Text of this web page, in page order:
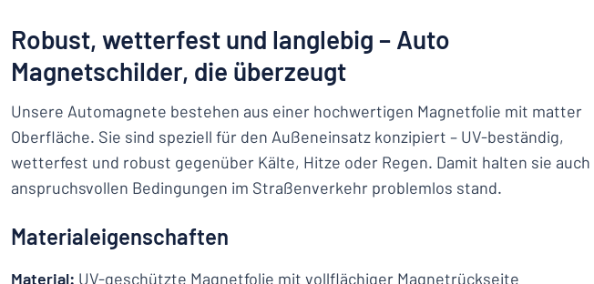
Robust, wetterfest und langlebig – Auto
Magnetschilder, die überzeugt
Unsere Automagnete bestehen aus einer hochwertigen Magnetfolie mit matter
Oberfläche. Sie sind speziell für den Außeneinsatz konzipiert – UV-beständig,
wetterfest und robust gegenüber Kälte, Hitze oder Regen. Damit halten sie auch
anspruchsvollen Bedingungen im Straßenverkehr problemlos stand.
Materialeigenschaften
Material: UV-geschützte Magnetfolie mit vollflächiger Magnetrückseite